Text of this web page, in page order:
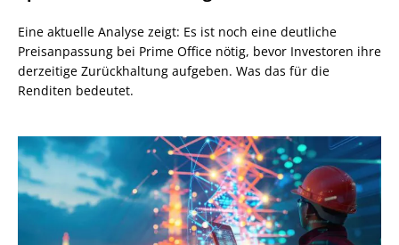
Eine aktuelle Analyse zeigt: Es ist noch eine deutliche
Preisanpassung bei Prime Office nötig, bevor Investoren ihre
derzeitige Zurückhaltung aufgeben. Was das für die
Renditen bedeutet.